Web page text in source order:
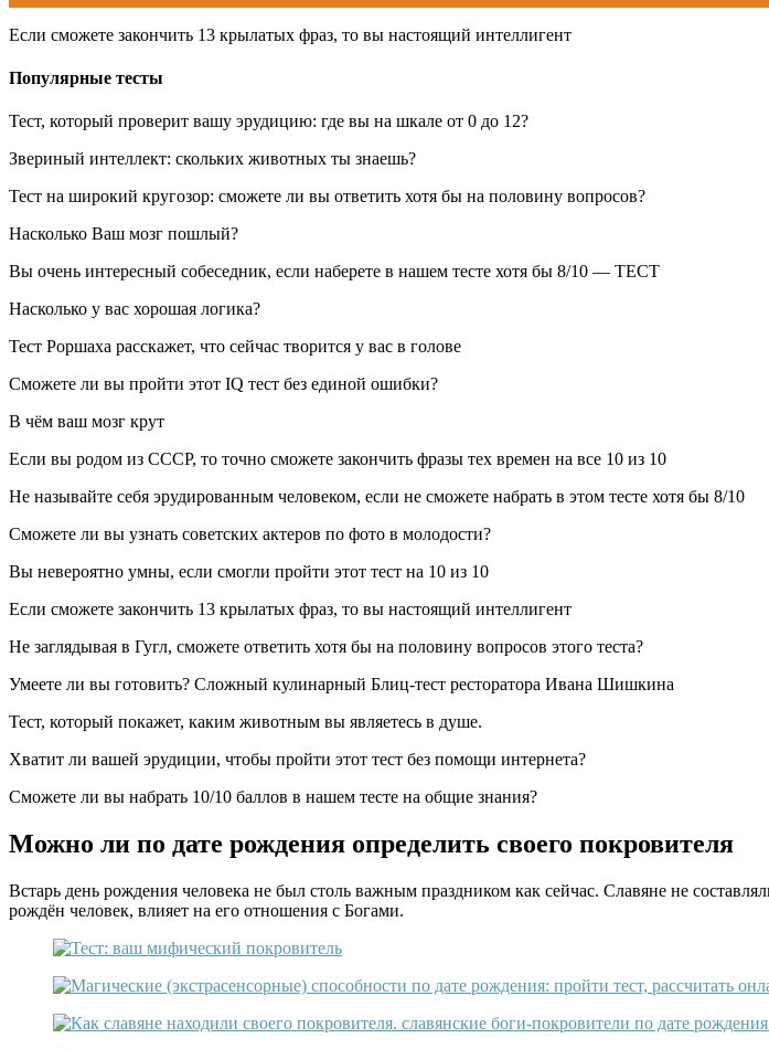
Если сможете закончить 13 крылатых фраз, то вы настоящий интеллигент
Популярные тесты
Тест, который проверит вашу эрудицию: где вы на шкале от 0 до 12?
Звериный интеллект: скольких животных ты знаешь?
Тест на широкий кругозор: сможете ли вы ответить хотя бы на половину вопросов?
Насколько Ваш мозг пошлый?
Вы очень интересный собеседник, если наберете в нашем тесте хотя бы 8/10 — ТЕСТ
Насколько у вас хорошая логика?
Тест Роршаха расскажет, что сейчас творится у вас в голове
Сможете ли вы пройти этот IQ тест без единой ошибки?
В чём ваш мозг крут
Если вы родом из СССР, то точно сможете закончить фразы тех времен на все 10 из 10
Не называйте себя эрудированным человеком, если не сможете набрать в этом тесте хотя бы 8/10
Сможете ли вы узнать советских актеров по фото в молодости?
Вы невероятно умны, если смогли пройти этот тест на 10 из 10
Если сможете закончить 13 крылатых фраз, то вы настоящий интеллигент
Не заглядывая в Гугл, сможете ответить хотя бы на половину вопросов этого теста?
Умеете ли вы готовить? Сложный кулинарный Блиц-тест ресторатора Ивана Шишкина
Тест, который покажет, каким животным вы являетесь в душе.
Хватит ли вашей эрудиции, чтобы пройти этот тест без помощи интернета?
Сможете ли вы набрать 10/10 баллов в нашем тесте на общие знания?
Можно ли по дате рождения определить своего покровителя
Встарь день рождения человека не был столь важным праздником как сейчас. Славяне не
рождён человек, влияет на его отношения с Богами.